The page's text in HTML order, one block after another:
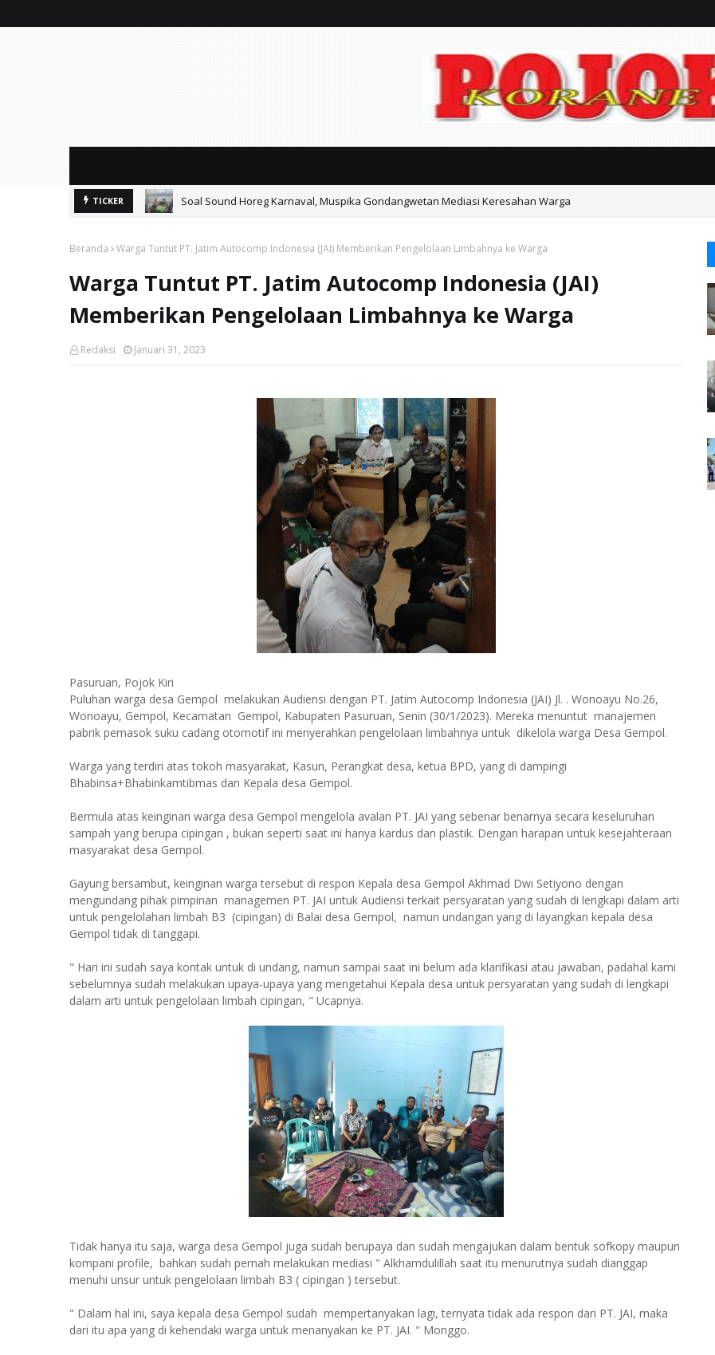
TICKER Soal Sound Horeg Karnaval, Muspika Gondangwetan Mediasi Keresahan Warga
Beranda Warga Tuntut PT. Jatim Autocomp Indonesia (JAI) Memberikan Pengelolaan Limbahnya ke Warga
Warga Tuntut PT. Jatim Autocomp Indonesia (JAI)
Memberikan Pengelolaan Limbahnya ke Warga
Redaksi Januari 31, 2023
Pasuruan, Pojok Kiri
Puluhan warga desa Gempol melakukan Audiensi dengan PT. Jatim Autocomp Indonesia (JAI) Jl. . Wonoayu No.26,
Wonoayu, Gempol, Kecamatan Gempol, Kabupaten Pasuruan, Senin (30/1/2023). Mereka menuntut manajemen
pabrik pemasok suku cadang otomotif ini menyerahkan pengelolaan limbahnya untuk dikelola warga Desa Gempol.
Warga yang terdiri atas tokoh masyarakat, Kasun, Perangkat desa, ketua BPD, yang di dampingi
Bhabinsa+Bhabinkamtibmas dan Kepala desa Gempol.
Bermula atas keinginan warga desa Gempol mengelola avalan PT. JAI yang sebenar benarnya secara keseluruhan
sampah yang berupa cipingan , bukan seperti saat ini hanya kardus dan plastik. Dengan harapan untuk kesejahteraan
masyarakat desa Gempol.
Gayung bersambut, keinginan warga tersebut di respon Kepala desa Gempol Akhmad Dwi Setiyono dengan
mengundang pihak pimpinan managemen PT. JAI untuk Audiensi terkait persyaratan yang sudah di lengkapi dalam arti
untuk pengelolahan limbah B3 (cipingan) di Balai desa Gempol, namun undangan yang di layangkan kepala desa
Gempol tidak di tanggapi.
" Hari ini sudah saya kontak untuk di undang, namun sampai saat ini belum ada klarifikasi atau jawaban, padahal kami
sebelumnya sudah melakukan upaya-upaya yang mengetahui Kepala desa untuk persyaratan yang sudah di lengkapi
dalam arti untuk pengelolaan limbah cipingan, " Ucapnya.
Tidak hanya itu saja, warga desa Gempol juga sudah berupaya dan sudah mengajukan dalam bentuk sofkopy maupun
kompani profile, bahkan sudah pernah melakukan mediasi " Alkhamdulillah saat itu menurutnya sudah dianggap
menuhi unsur untuk pengelolaan limbah B3 ( cipingan ) tersebut.
" Dalam hal ini, saya kepala desa Gempol sudah mempertanyakan lagi, ternyata tidak ada respon dari PT. JAI, maka
dari itu apa yang di kehendaki warga untuk menanyakan ke PT. JAI. " Monggo.